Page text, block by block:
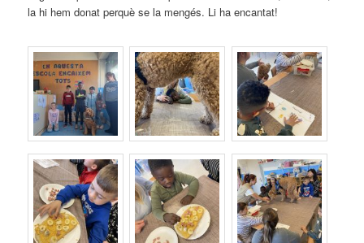
la hi hem donat perquè se la mengés. Li ha encantat!